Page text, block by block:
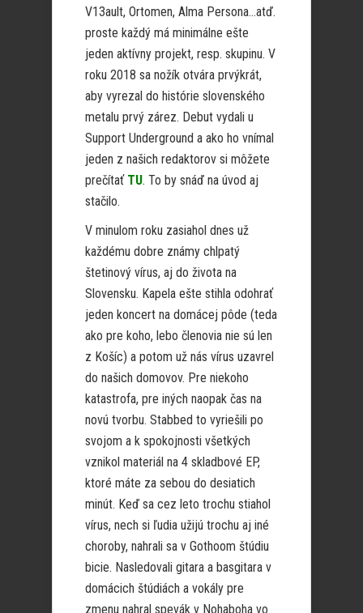
V13ault, Ortomen, Alma Persona…atď.
proste každý má minimálne ešte
jeden aktívny projekt, resp. skupinu. V
roku 2018 sa nožík otvára prvýkrát,
aby vyrezal do histórie slovenského
metalu prvý zárez. Debut vydali u
Support Underground a ako ho vnímal
jeden z našich redaktorov si môžete
prečítať TU. To by snáď na úvod aj
stačilo.
V minulom roku zasiahol dnes už
každému dobre známy chlpatý
štetinový vírus, aj do života na
Slovensku. Kapela ešte stihla odohrať
jeden koncert na domácej pôde (teda
ako pre koho, lebo členovia nie sú len
z Košíc) a potom už nás vírus uzavrel
do našich domovov. Pre niekoho
katastrofa, pre iných naopak čas na
novú tvorbu. Stabbed to vyriešili po
svojom a k spokojnosti všetkých
vznikol materiál na 4 skladbové EP,
ktoré máte za sebou do desiatich
minút. Keď sa cez leto trochu stiahol
vírus, nech si ľudia užijú trochu aj iné
choroby, nahrali sa v Gothoom štúdiu
bicie. Nasledovali gitara a basgitara v
domácich štúdiách a vokály pre
zmenu nahral spevák v Nohaboha vo